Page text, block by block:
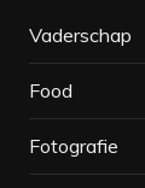
Vaderschap
Food
Fotografie